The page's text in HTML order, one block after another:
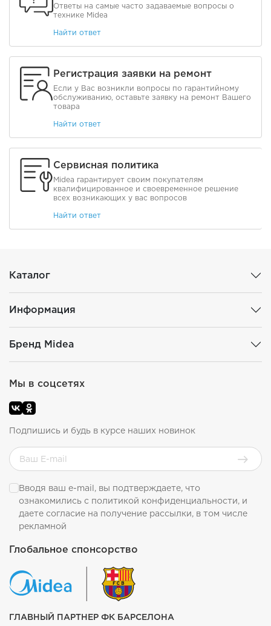
Ответы на самые часто задаваемые вопросы о
технике Midea
Найти ответ
Регистрация заявки на ремонт
Если у Вас возникли вопросы по гарантийному
обслуживанию, оставьте заявку на ремонт Вашего
товара
Найти ответ
Сервисная политика
Midea гарантирует своим покупателям
квалифицированное и своевременное решение
всех возникающих у вас вопросов
Найти ответ
Каталог
Информация
Бренд Midea
Глобальное спонсорство
ГЛАВНЫЙ ПАРТНЕР ФК БАРСЕЛОНА
Мы в соцсетях
Подпишись и будь в курсе наших новинок
Вводя ваш e-mail, вы подтверждаете, что
ознакомились с политикой конфиденциальности, и
даете согласие на получение рассылки, в том числе
рекламной